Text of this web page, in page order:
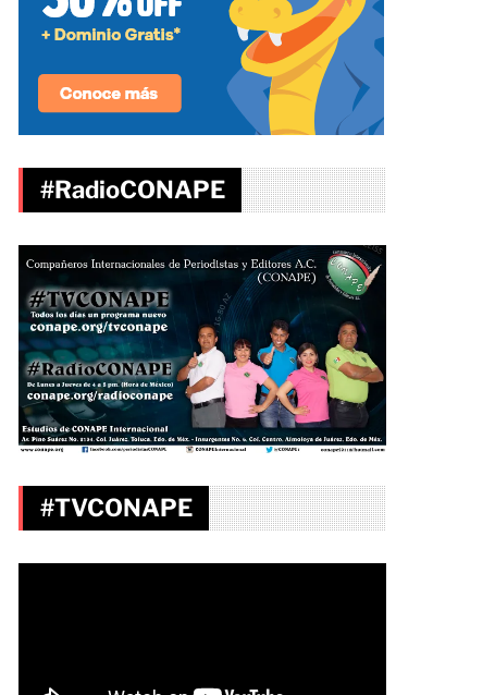
#RadioCONAPE
#TVCONAPE